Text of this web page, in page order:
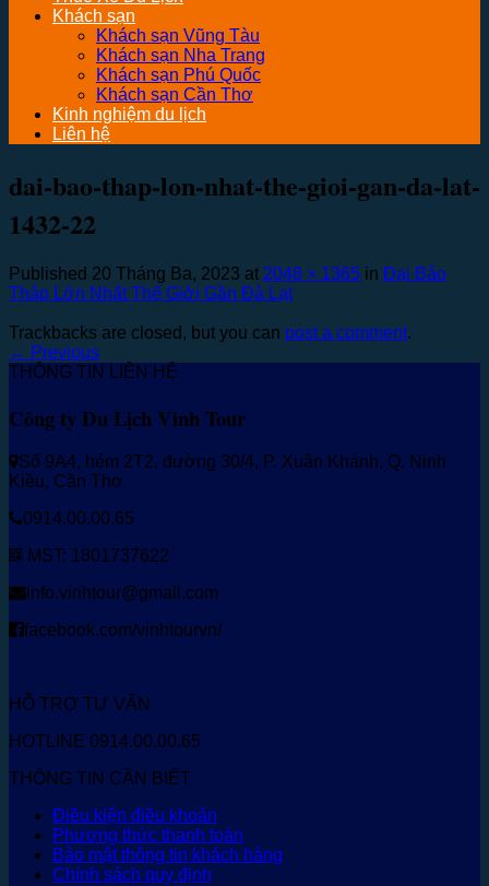
Khách sạn
Khách sạn Vũng Tàu
Khách sạn Nha Trang
Khách sạn Phú Quốc
Khách sạn Cần Thơ
Kinh nghiệm du lịch
Liên hệ
dai-bao-thap-lon-nhat-the-gioi-gan-da-lat-
1432-22
Published 20 Tháng Ba, 2023 at 2048 × 1365 in Đại Bảo
Tháp Lớn Nhất Thế Giới Gần Đà Lạt
Trackbacks are closed, but you can post a comment.
← Previous
THÔNG TIN LIÊN HỆ
Công ty Du Lịch Vinh Tour
Số 9A4, hẻm 2T2, đường 30/4, P. Xuân Khánh, Q. Ninh
Kiều, Cần Thơ
0914.00.00.65
MST: 1801737622
info.vinhtour@gmail.com
facebook.com/vinhtourvn/
HỖ TRỢ TƯ VẤN
HOTLINE 0914.00.00.65
THÔNG TIN CẦN BIẾT
Điều kiện điều khoản
Phương thức thanh toán
Bảo mật thông tin khách hàng
Chính sách quy định